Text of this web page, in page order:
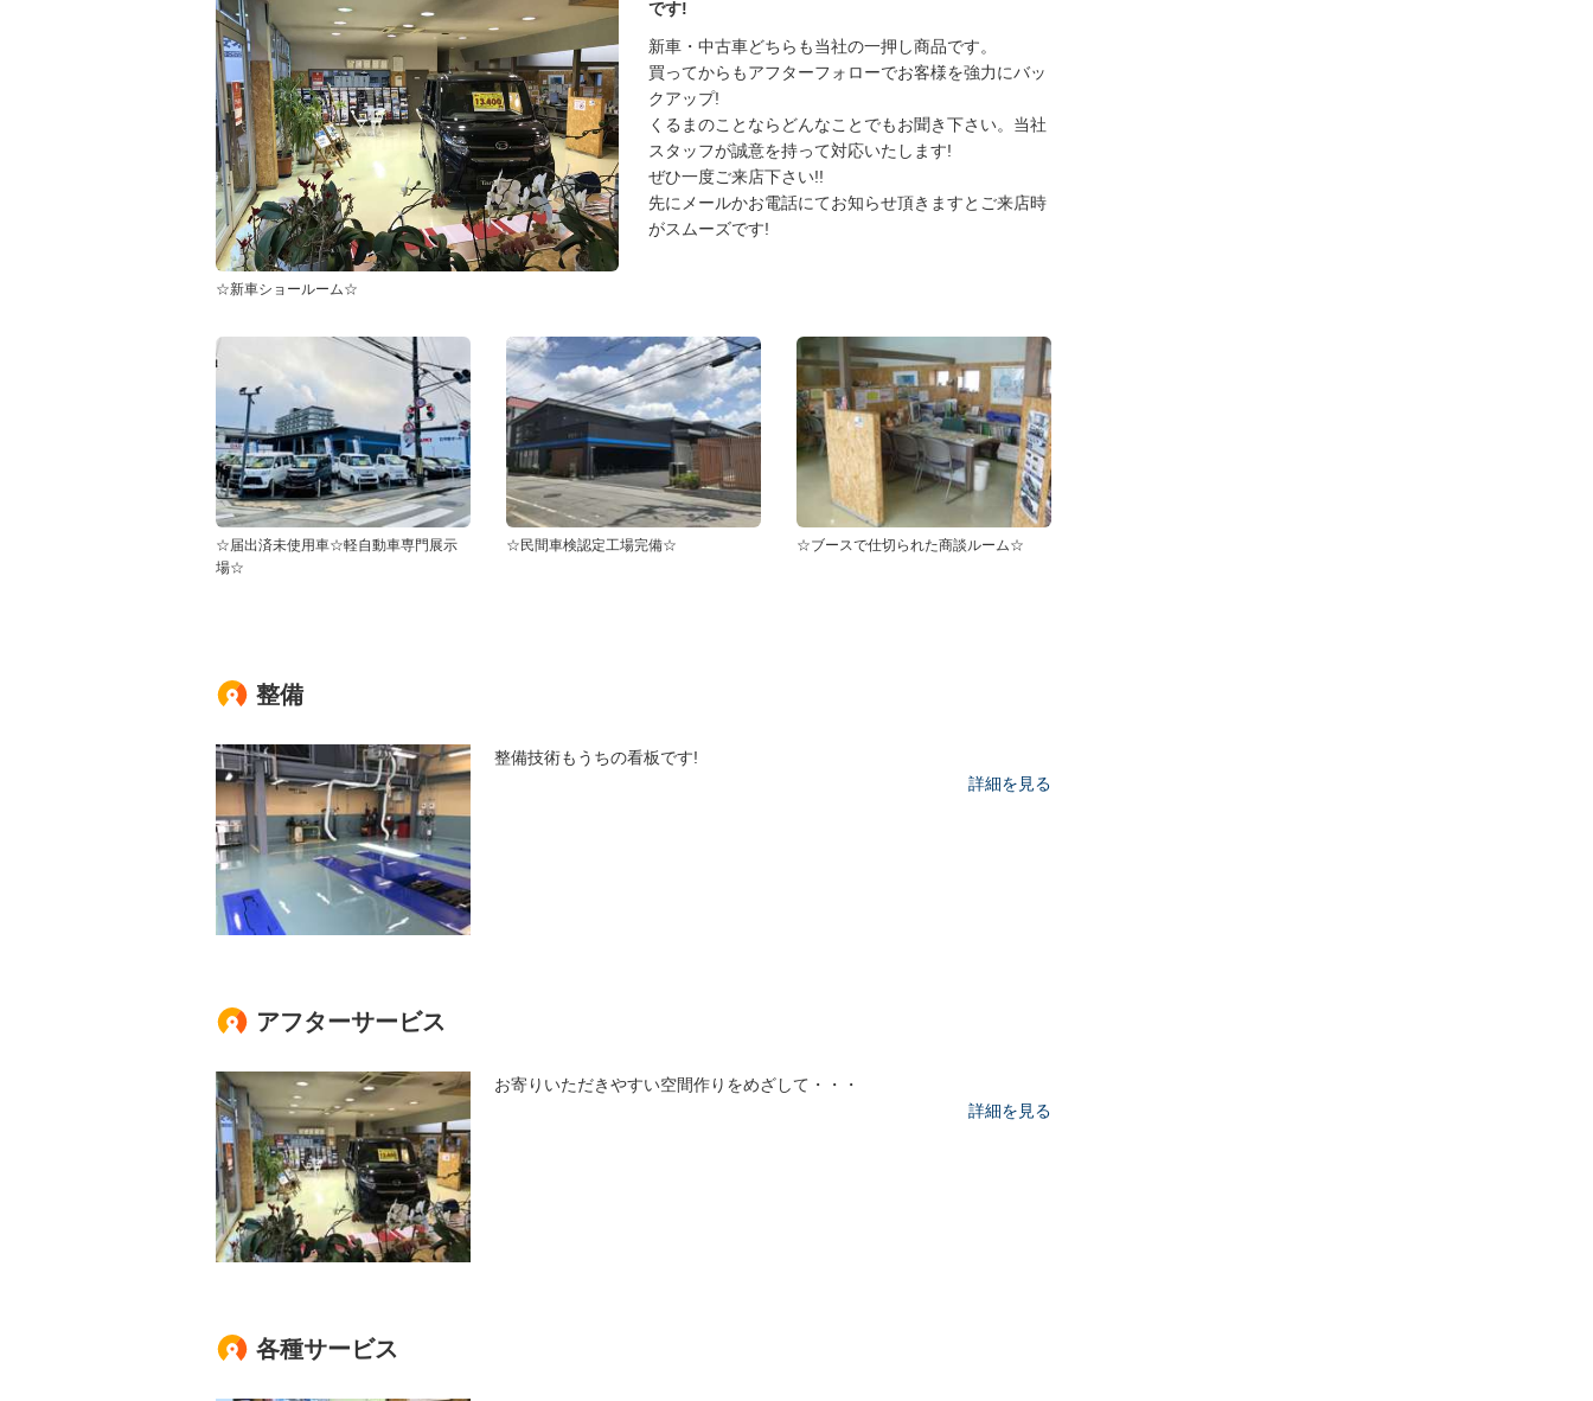
☆新車ショールーム☆
です!
新車・中古車どちらも当社の一押し商品です。
買ってからもアフターフォローでお客様を強力にバッ
クアップ!
くるまのことならどんなことでもお聞き下さい。当社
スタッフが誠意を持って対応いたします!
ぜひ一度ご来店下さい!!
先にメールかお電話にてお知らせ頂きますとご来店時
がスムーズです!
☆届出済未使用車☆軽自動車専門展示
場☆
☆民間車検認定工場完備☆ ☆ブースで仕切られた商談ルーム☆
整備
整備技術もうちの看板です!
詳細を見る
アフターサービス
お寄りいただきやすい空間作りをめざして・・・
詳細を見る
各種サービス